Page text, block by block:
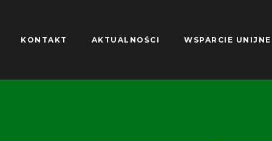
KONTAKT AKTUALNOŚCI WSPARCIE UNIJNE